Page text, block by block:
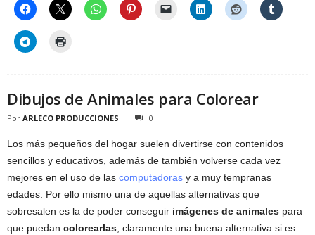
Dibujos de Animales para Colorear
Por ARLECO PRODUCCIONES 0
Los más pequeños del hogar suelen divertirse con contenidos
sencillos y educativos, además de también volverse cada vez
mejores en el uso de las computadoras y a muy tempranas
edades. Por ello mismo una de aquellas alternativas que
sobresalen es la de poder conseguir imágenes de animales para
que puedan colorearlas , claramente una buena alternativa si es